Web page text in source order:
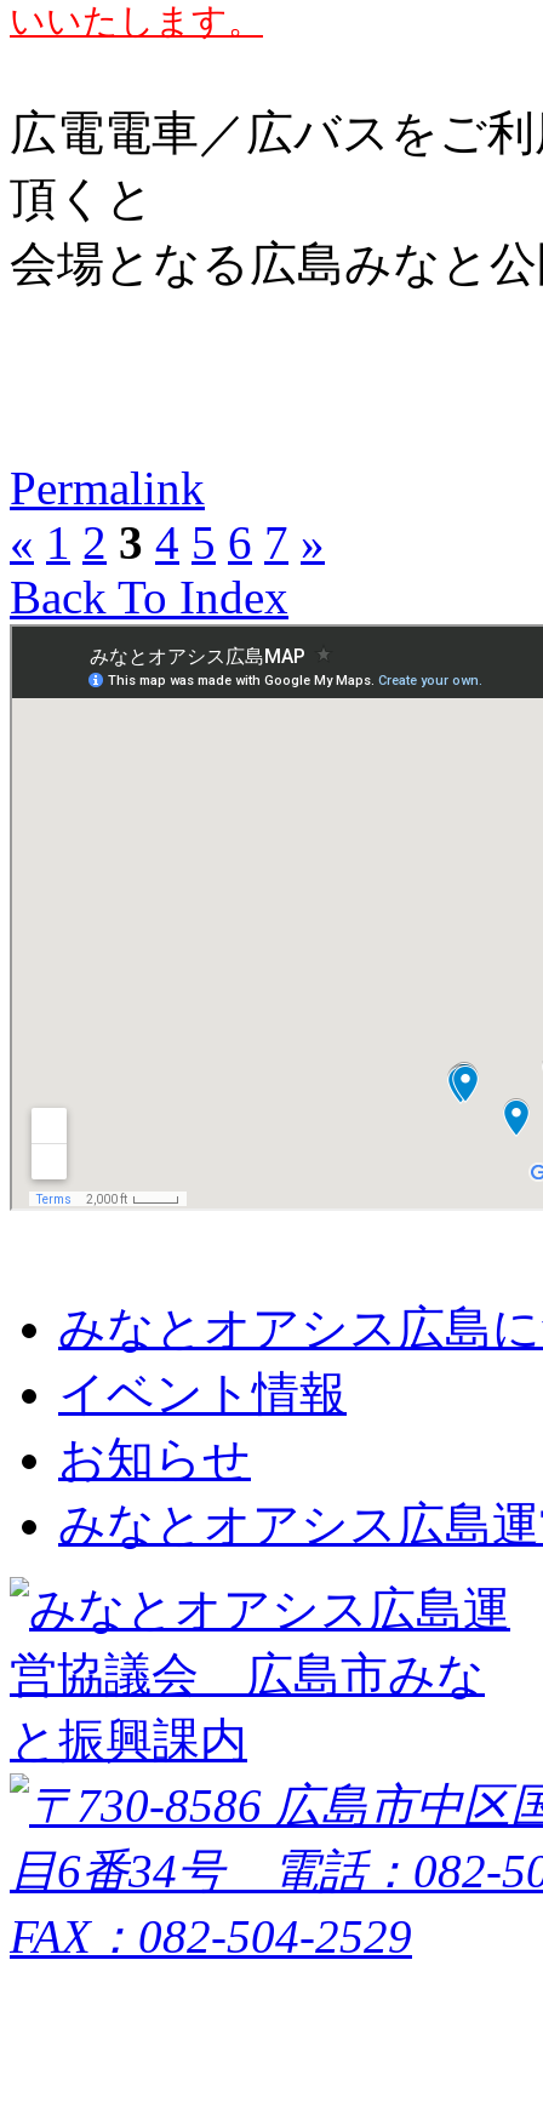
いいたします。
広電電車／広バスをご
頂くと
会場となる広島みなと
Permalink
« 1 2 3 4 5 6 7 »
Back To Index
みなとオアシス広島
イベント情報
お知らせ
みなとオアシス広島